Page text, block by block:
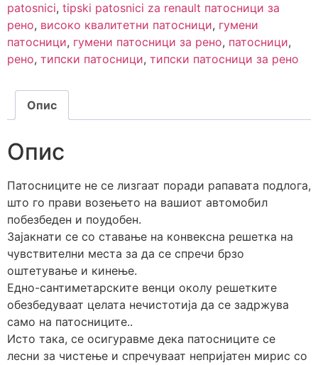
patosnici, tipski patosnici za renault патосници за
рено, високо квалитетни патосници, гумени
патосници, гумени патосници за рено, патосници,
рено, типски патосници, типски патосници за рено
Опис
Опис
Патосниците не се лизгаат поради рапавата подлога,
што го прави возењето на вашиот автомобил
побезбеден и поудобен.
Зајакнати се со ставање на конвексна решетка на
чувствителни места за да се спречи брзо
оштетување и кинење.
Едно-сантиметарските венци околу решетките
обезбедуваат целата нечистотија да се задржува
само на патосниците..
Исто така, се осигуравме дека патосниците се
лесни за чистење и спречуваат непријатен мирис со